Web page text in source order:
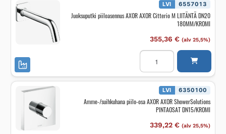
LVI 6557013
Juoksuputki piiloasennus AXOR AXOR Citterio M LIITÄNTÄ DN20
180MM/KROMI
355,36 € (alv 25,5%)
Juoksuputki
piiloasennus
AXOR
AXOR
Citterio
LIITÄNTÄ
DN20
180MM/KROMI
LVI 6350100
Amme-/suihkuhana piilo-osa AXOR AXOR ShowerSolutions
PINTAOSAT DN15/KROMI
339,22 € (alv 25,5%)